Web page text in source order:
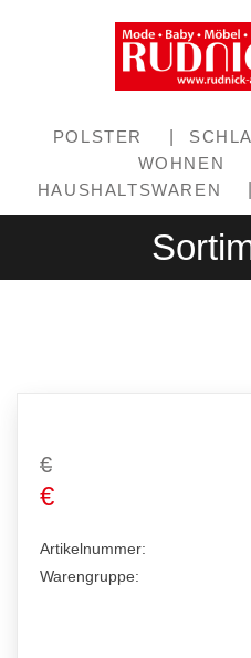
POLSTER
WOHNEN
HAUSHALTSWAREN
€
€
Artikelnummer:
Warengruppe: